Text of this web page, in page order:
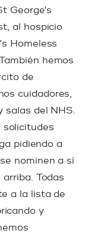
George's
al hospicio
Homeless
hemos
de
cuidadores,
salas del NHS.
solicitudes
pidiendo a
nominen a sí
Todas
a la lista de
y